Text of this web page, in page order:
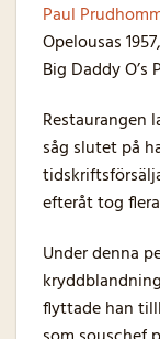
Paul
Opelousas
Big Daddy O’s
Restaurangen
såg slutet på
efteråt tog
Under denna
flyttade han